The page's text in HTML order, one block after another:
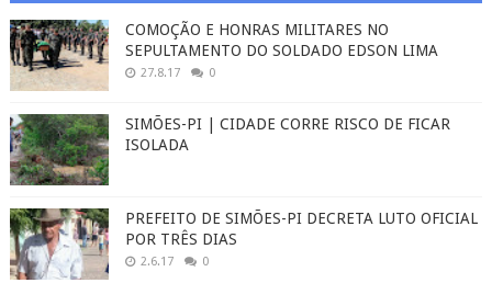
COMOÇÃO E HONRAS MILITARES NO
SEPULTAMENTO DO SOLDADO EDSON LIMA
27.8.17 0
SIMÕES-PI | CIDADE CORRE RISCO DE FICAR
ISOLADA
PREFEITO DE SIMÕES-PI DECRETA LUTO OFICIAL
POR TRÊS DIAS
2.6.17 0